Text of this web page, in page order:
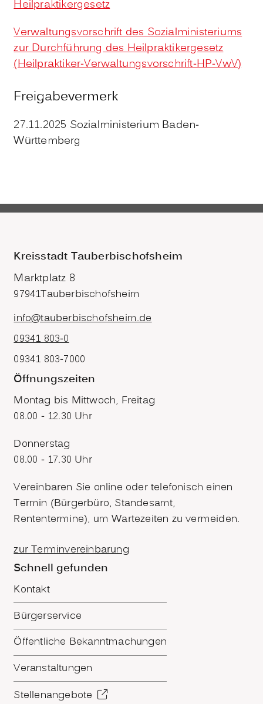
Heilpraktikergesetz
Verwaltungsvorschrift des Sozialministeriums
zur Durchführung des Heilpraktikergesetz
(Heilpraktiker-Verwaltungsvorschrift-HP-VwV)
Freigabevermerk
27.11.2025 Sozialministerium Baden-
Württemberg
Kreisstadt Tauberbischofsheim
Marktplatz 8
97941Tauberbischofsheim
info@tauberbischofsheim.de
09341 803-0
09341 803-7000
Öffnungszeiten
Montag bis Mittwoch, Freitag
08.00 - 12.30 Uhr
Donnerstag
08.00 - 17.30 Uhr
Vereinbaren Sie online oder telefonisch einen
Termin (Bürgerbüro, Standesamt,
Rententermine), um Wartezeiten zu vermeiden.
zur Terminvereinbarung
Schnell gefunden
Kontakt
Bürgerservice
Öffentliche Bekanntmachungen
Veranstaltungen
Stellenangebote